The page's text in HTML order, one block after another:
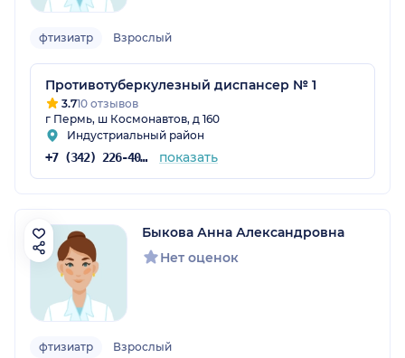
фтизиатр Взрослый
Противотуберкулезный диспансер № 1
3.710 отзывов
г Пермь, ш Космонавтов, д 160
Индустриальный район
+7 (342) 226-40-14 показать
Быкова Анна Александровна
Нет оценок
фтизиатр Взрослый